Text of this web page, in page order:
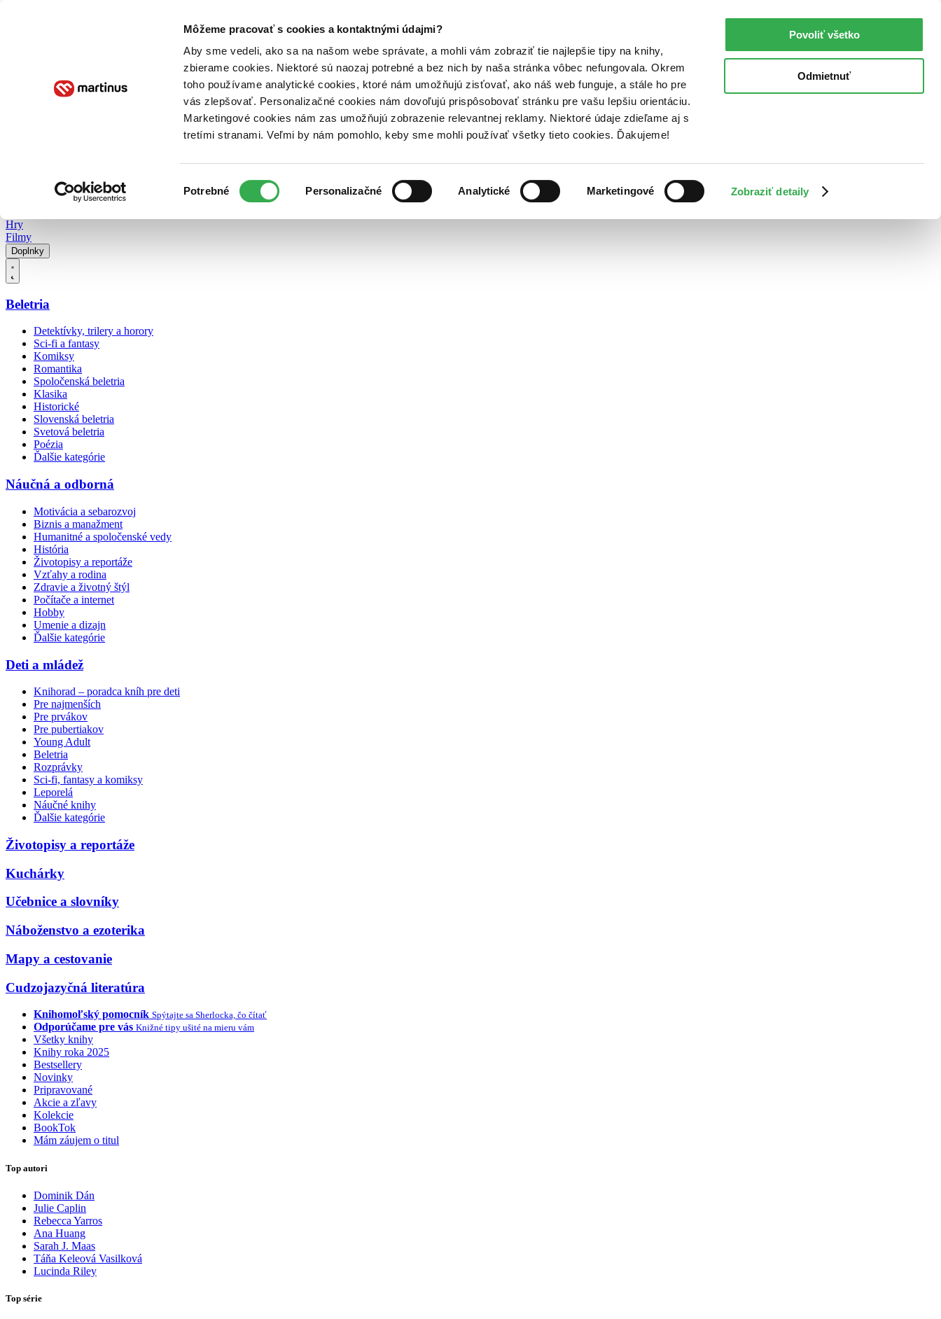
Môžeme pracovať s cookies a kontaktnými údajmi?
Aby sme vedeli, ako sa na našom webe správate, a mohli vám zobraziť tie najlepšie tipy na knihy,
zbierame cookies. Niektoré sú naozaj potrebné a bez nich by naša stránka vôbec nefungovala. Okrem
toho používame analytické cookies, ktoré nám umožňujú zisťovať, ako náš web funguje, a stále ho pre
vás zlepšovať. Personalizačné cookies nám dovoľujú prispôsobovať stránku pre vašu lepšiu orientáciu.
Marketingové cookies nám zas umožňujú zobrazenie relevantnej reklamy. Niektoré údaje zdieľame aj s
tretími stranami. Veľmi by nám pomohlo, keby sme mohli používať všetky tieto cookies. Ďakujeme!
súhlasu
Potrebné Personalizačné Analytické Marketingové Zobraziť detaily
Povoliť všetko
Odmietnuť
Poukážky Kontakt
Hry
Filmy
Doplnky
Beletria
Detektívky, trilery a horory
Sci-fi a fantasy
Komiksy
Romantika
Spoločenská beletria
Klasika
Historické
Slovenská beletria
Svetová beletria
Poézia
Ďalšie kategórie
Náučná a odborná
Motivácia a sebarozvoj
Biznis a manažment
Humanitné a spoločenské vedy
História
Životopisy a reportáže
Vzťahy a rodina
Zdravie a životný štýl
Počítače a internet
Hobby
Umenie a dizajn
Ďalšie kategórie
Deti a mládež
Knihorad – poradca kníh pre deti
Pre najmenších
Pre prvákov
Pre pubertiakov
Young Adult
Beletria
Rozprávky
Sci-fi, fantasy a komiksy
Leporelá
Náučné knihy
Ďalšie kategórie
Životopisy a reportáže
Kuchárky
Učebnice a slovníky
Náboženstvo a ezoterika
Mapy a cestovanie
Cudzojazyčná literatúra
Knihomoľský pomocník Spýtajte sa Sherlocka, čo čítať
Odporúčame pre vás Knižné tipy ušité na mieru vám
Všetky knihy
Knihy roka 2025
Bestsellery
Novinky
Pripravované
Akcie a zľavy
Kolekcie
BookTok
Mám záujem o titul
Top autori
Dominik Dán
Julie Caplin
Rebecca Yarros
Ana Huang
Sarah J. Maas
Táňa Keleová Vasilková
Lucinda Riley
Top série